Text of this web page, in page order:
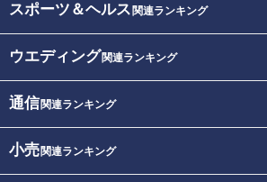
スポーツ＆ヘルス 関連ランキング
ウエディング関連ランキング
通信関連ランキング
小売関連ランキング